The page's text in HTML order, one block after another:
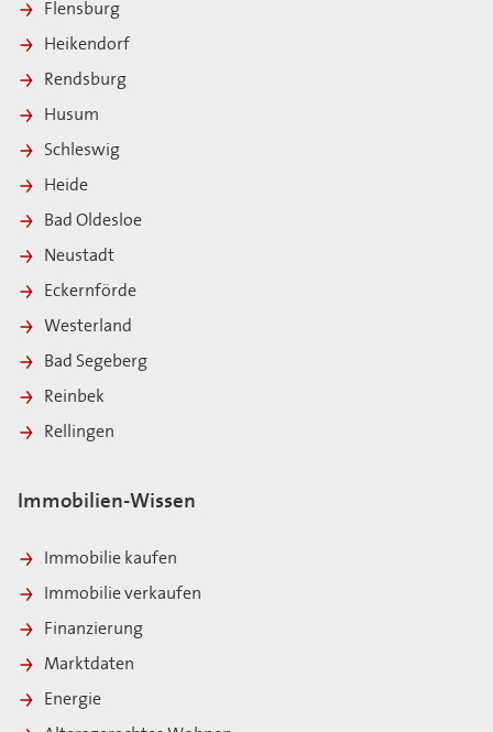
Flensburg
Heikendorf
Rendsburg
Husum
Schleswig
Heide
Bad Oldesloe
Neustadt
Eckernförde
Westerland
Bad Segeberg
Reinbek
Rellingen
Immobilien-Wissen
Immobilie kaufen
Immobilie verkaufen
Finanzierung
Marktdaten
Energie